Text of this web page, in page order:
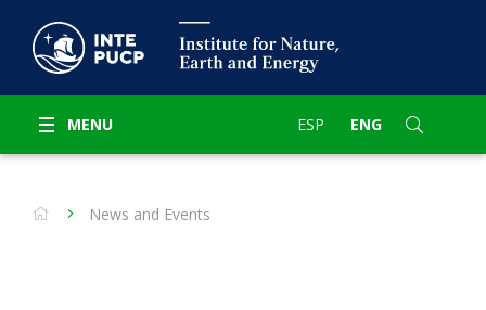
MENU ESP ENG
News and Events